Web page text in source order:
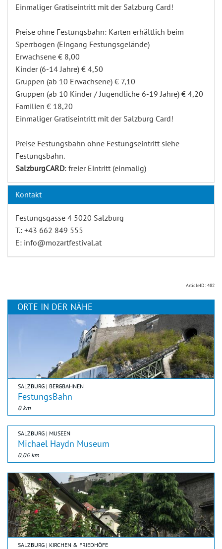
Einmaliger Gratiseintritt mit der Salzburg Card!
Preise ohne Festungsbahn: Karten erhältlich beim
Sperrbogen (Eingang Festungsgelände)
Erwachsene € 8,00
Kinder (6-14 Jahre) € 4,50
Gruppen (ab 10 Erwachsene) € 7,10
Gruppen (ab 10 Kinder / Jugendliche 6-19 Jahre) € 4,20
Familien € 18,20
Einmaliger Gratiseintritt mit der Salzburg Card!
Preise Festungsbahn ohne Festungseintritt siehe
Festungsbahn.
SalzburgCARD: freier Eintritt (einmalig)
Kontakt
Festungsgasse 4 5020 Salzburg
T.: +43 662 849 555
E: info@mozartfestival.at
ArticleID: 482
ORTE IN DER NÄHE
SALZBURG | BERGBAHNEN
FestungsBahn
0 km
SALZBURG | MUSEEN
Michael Haydn Museum
0,06 km
SALZBURG | KIRCHEN & FRIEDHÖFE